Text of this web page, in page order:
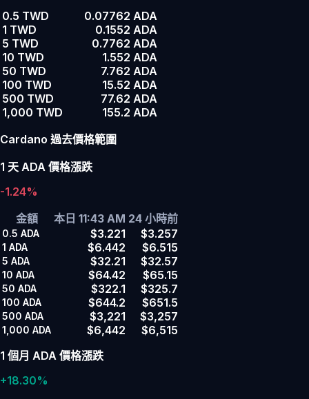
0.5 TWD
0.07762 ADA
1 TWD
0.1552 ADA
5 TWD
0.7762 ADA
10 TWD
1.552 ADA
50 TWD
7.762 ADA
100 TWD
15.52 ADA
500 TWD
77.62 ADA
1,000 TWD
155.2 ADA
Cardano 過去價格範圍
1 天 ADA 價格漲跌
-1.24%
金額
本日 11:43 AM 24 小時前
0.5 ADA $3.221 $3.257
1 ADA $6.442 $6.515
5 ADA $32.21 $32.57
10 ADA $64.42 $65.15
50 ADA $322.1 $325.7
100 ADA $644.2 $651.5
500 ADA $3,221 $3,257
1,000 ADA $6,442
$6,515
1 個月 ADA 價格漲跌
+18.30%